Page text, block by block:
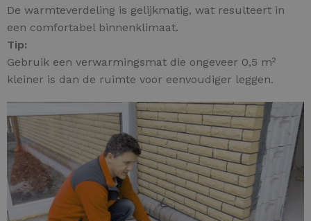
De warmteverdeling is gelijkmatig, wat resulteert in
een comfortabel binnenklimaat.
Tip:
Gebruik een verwarmingsmat die ongeveer 0,5 m²
kleiner is dan de ruimte voor eenvoudiger leggen.